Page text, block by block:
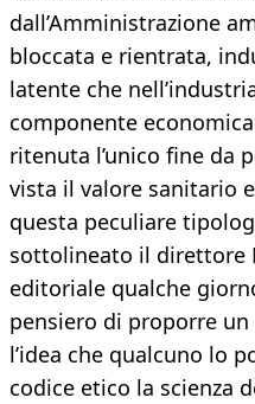
dall’Amministrazione
bloccata e rientrata,
latente che
componente
ritenuta l’unico fine da
vista il valore sanitario
questa peculiare
sottolineato il direttore
editoriale qualche
pensiero di proporre
l’idea che qualcuno lo
codice etico la scienza